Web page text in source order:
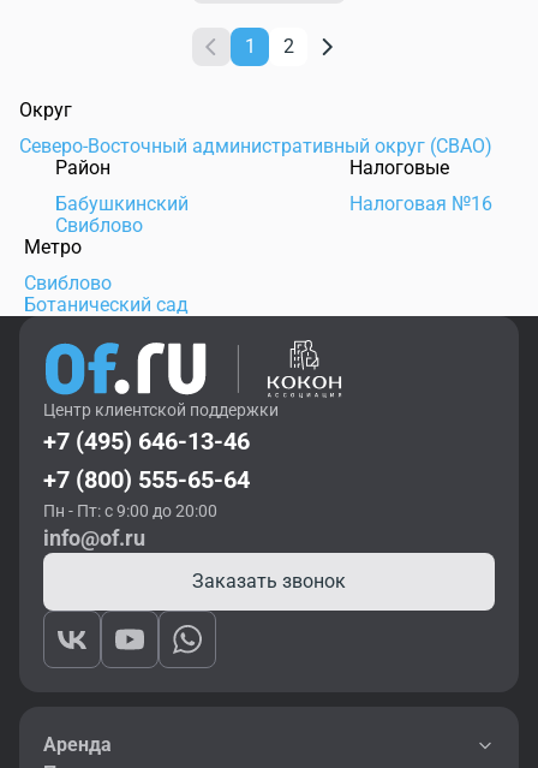
1 2
Округ
Северо-Восточный административный округ (СВАО)
Район
Бабушкинский
Свиблово
Налоговые
Налоговая №16
Метро
Свиблово
Ботанический сад
Центр клиентской поддержки
+7 (495) 646-13-46
+7 (800) 555-65-64
Пн - Пт: с 9:00 до 20:00
info@of.ru
Заказать звонок
Аренда